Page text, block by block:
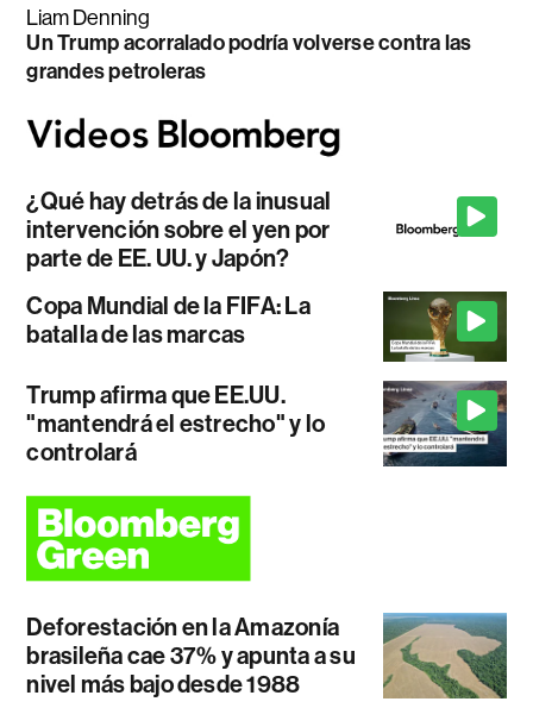
Liam Denning
Un Trump acorralado podría volverse contra las
grandes petroleras
¿Qué hay detrás de la inusual
intervención sobre el yen por
parte de EE. UU. y Japón?
Copa Mundial de la FIFA: La
batalla de las marcas
Trump afirma que EE.UU.
"mantendrá el estrecho" y lo
controlará
Deforestación en la Amazonía
brasileña cae 37% y apunta a su
nivel más bajo desde 1988